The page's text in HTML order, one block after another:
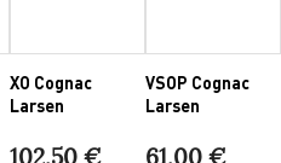
XO Cognac
Larsen
102,50 €
VSOP Cognac
Larsen
61,00 €